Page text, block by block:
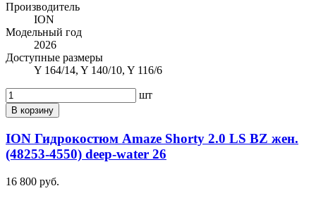
Производитель
ION
Модельный год
2026
Доступные размеры
Y 164/14, Y 140/10, Y 116/6
шт
В корзину
ION Гидрокостюм Amaze Shorty 2.0 LS BZ жен.
(48253-4550) deep-water 26
16 800 руб.